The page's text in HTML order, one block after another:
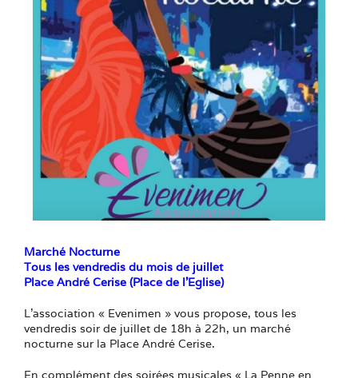
Marché Nocturne
Tous les vendredis du mois de juillet
Place André Cerise (Place de l’Eglise)
L’association « Evenimen » vous propose, tous les
vendredis soir de juillet de 18h à 22h, un marché
nocturne sur la Place André Cerise.
En complément des soirées musicales « La Penne en